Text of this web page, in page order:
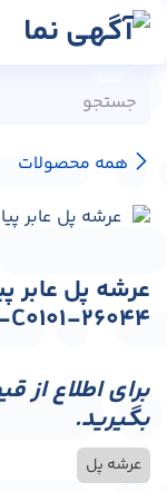
پرش به محتوا
همه محصولات
عرشه پل عابر
26044
برای اطلاع
بگیرید.
عرشه پل